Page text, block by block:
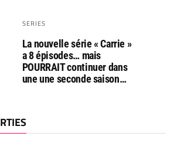
SERIES
La nouvelle série « Carrie »
a 8 épisodes… mais
POURRAIT continuer dans
une une seconde saison…